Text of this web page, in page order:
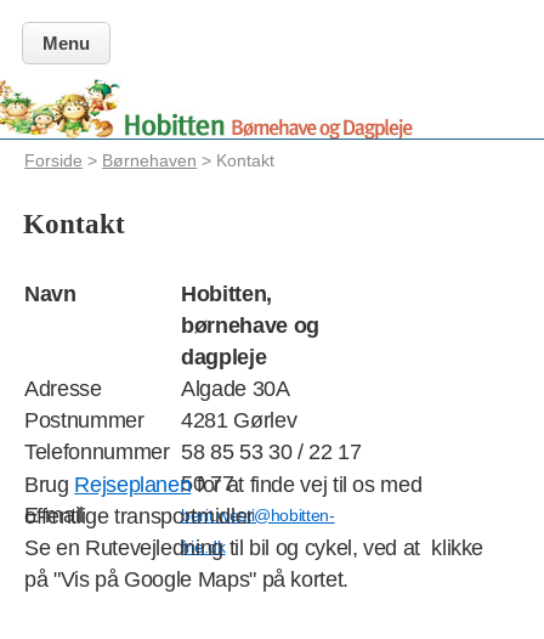
Menu
Forside > Børnehaven > Kontakt
Kontakt
Navn
Hobitten,
børnehave og
dagpleje
Adresse
Algade 30A
Postnummer
4281 Gørlev
Telefonnummer 58 85 53 30 / 22 17
50 77
E-mail
berit.westi@hobitten-
frie.dk
Brug Rejseplanenfor at finde vej til os med
offentlige transportmidler
Se en Rutevejledning til bil og cykel, ved at klikke
på "Vis på Google Maps" på kortet.